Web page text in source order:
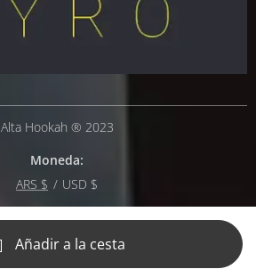
Añadir a la cesta
Alta Hookah ® 2023
Moneda
ARS $
USD $